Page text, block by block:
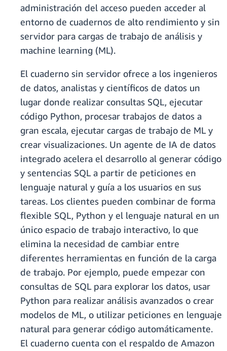
administración del acceso pueden acceder al
entorno de cuadernos de alto rendimiento y sin
servidor para cargas de trabajo de análisis y
machine learning (ML).
El cuaderno sin servidor ofrece a los ingenieros
de datos, analistas y científicos de datos un
lugar donde realizar consultas SQL, ejecutar
código Python, procesar trabajos de datos a
gran escala, ejecutar cargas de trabajo de ML y
crear visualizaciones. Un agente de IA de datos
integrado acelera el desarrollo al generar código
y sentencias SQL a partir de peticiones en
lenguaje natural y guía a los usuarios en sus
tareas. Los clientes pueden combinar de forma
flexible SQL, Python y el lenguaje natural en un
único espacio de trabajo interactivo, lo que
elimina la necesidad de cambiar entre
diferentes herramientas en función de la carga
de trabajo. Por ejemplo, puede empezar con
consultas de SQL para explorar los datos, usar
Python para realizar análisis avanzados o crear
modelos de ML, o utilizar peticiones en lenguaje
natural para generar código automáticamente.
El cuaderno cuenta con el respaldo de Amazon